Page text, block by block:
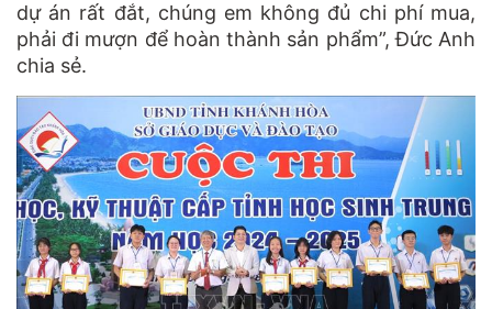
dự án rất đắt, chúng em không đủ chi phí mua,
phải đi mượn để hoàn thành sản phẩm”, Đức Anh
chia sẻ.